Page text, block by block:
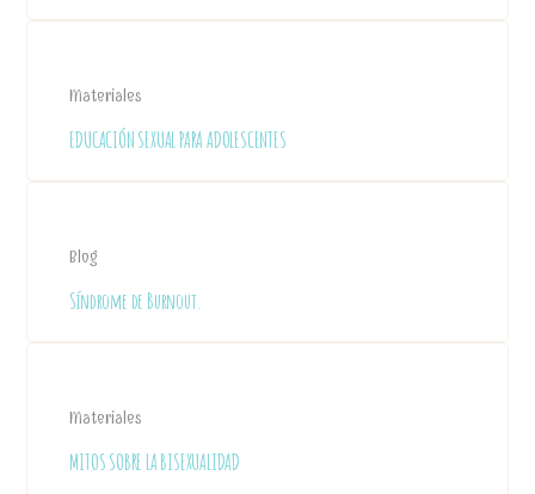
Materiales
EDUCACIÓN SEXUAL PARA ADOLESCENTES
Blog
Síndrome de Burnout.
Materiales
MITOS SOBRE LA BISEXUALIDAD